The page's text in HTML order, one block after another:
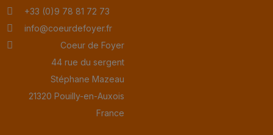
+33 (0)9 78 81 72 73
info@coeurdefoyer.fr
Coeur de Foyer
44 rue du sergent
Stéphane Mazeau
21320 Pouilly-en-Auxois
France